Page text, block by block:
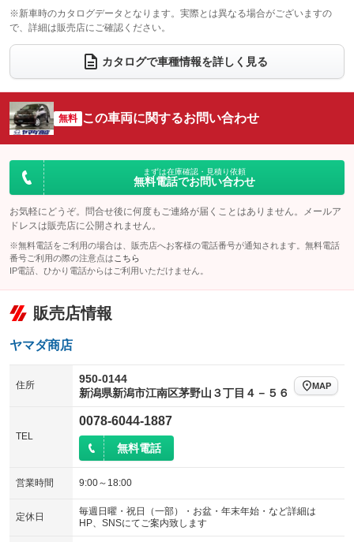
：装備なし ：装備なし
ウォークスルー
：装備なし
電動リアゲート フロントカメラ
：装備なし
：装備なし ：装備なし
サイドカメラ
：装備なし ルーフレール
：装備なし
：装備なし
：装備なし
※新車時のカタログデータとなります。実際とは異なる場合がございますの
で、詳細は販売店にご確認ください。
カタログで車種情報を詳しく見る
無料 この車両に関するお問い合わせ
まずは在庫確認・見積り依頼
無料電話でお問い合わせ
お気軽にどうぞ。問合せ後に何度もご連絡が届くことはありません。メールア
ドレスは販売店に公開されません。
※無料電話をご利用の場合は、販売店へお客様の電話番号が通知されます。無料電話
番号ご利用の際の注意点は こちら
IP電話、ひかり電話からはご利用いただけません。
販売店情報
ヤマダ商店
住所
950-0144
新潟県新潟市江南区茅野山３丁目４－５６
MAP
TEL
0078-6044-1887
無料電話
営業時間 9:00～18:00
定休日
毎週日曜・祝日（一部）・お盆・年末年始・など詳細は
HP、SNSにてご案内致します